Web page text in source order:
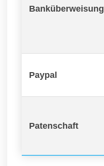
Banküberweisung
Paypal
Patenschaft